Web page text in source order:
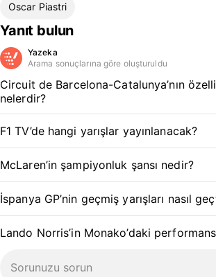
Oscar Piastri
Yanıt bulun
Yazeka
Arama sonuçlarına göre oluşturuldu
Circuit de Barcelona-Catalunya’nın
nelerdir?
F1 TV’de hangi yarışlar yayınlanacak?
McLaren’in şampiyonluk şansı nedir?
İspanya GP’nin geçmiş yarışları nasıl
Lando Norris’in Monako’daki